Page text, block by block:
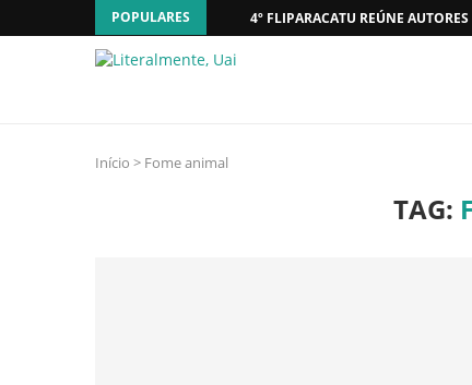
POPULARES 4º FLIPARACATU REÚNE
Início > Fome animal
TAG: